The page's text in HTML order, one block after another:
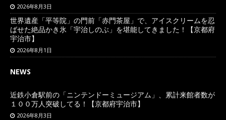
2026年8月3日
世界遺産「平等院」の門前「赤門茶屋」で、アイスクリームを忍
ばせた絶品かき氷「宇治しのぶ」を堪能してきました！【京都府
宇治市】
2026年8月1日
NEWS
近鉄小倉駅前の「ニンテンドーミュージアム」、累計来館者数が
１００万人突破してる！【京都府宇治市】
2026年8月3日